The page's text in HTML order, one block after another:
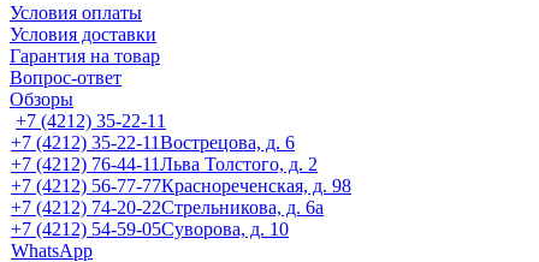
Условия оплаты
Условия доставки
Гарантия на товар
Вопрос-ответ
Обзоры
+7 (4212) 35-22-11
+7 (4212) 35-22-11Вострецова, д. 6
+7 (4212) 76-44-11Льва Толстого, д. 2
+7 (4212) 56-77-77Краснореченская, д. 98
+7 (4212) 74-20-22Стрельникова, д. 6а
+7 (4212) 54-59-05Суворова, д. 10
WhatsApp